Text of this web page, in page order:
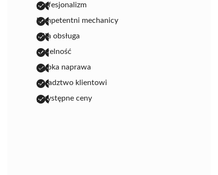
profesjonalizm
kompetentni mechanicy
miła obsługa
rzetelność
szybka naprawa
doradztwo klientowi
przystępne ceny